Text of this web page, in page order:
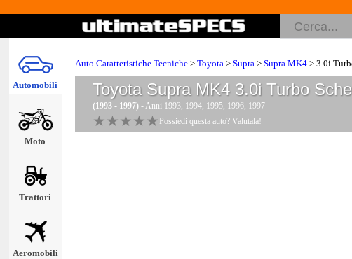
Automobili
Moto
Trattori
Aeromobili
Auto Caratteristiche Tecniche > Toyota > Supra > Supra MK4 > 3.0i
Toyota Supra MK4 3.0i Turbo
(1993 - 1997) - Anni 1993, 1994, 1995, 1996, 1997
★★★★★
★★★★★ Possiedi questa auto? Valutala!